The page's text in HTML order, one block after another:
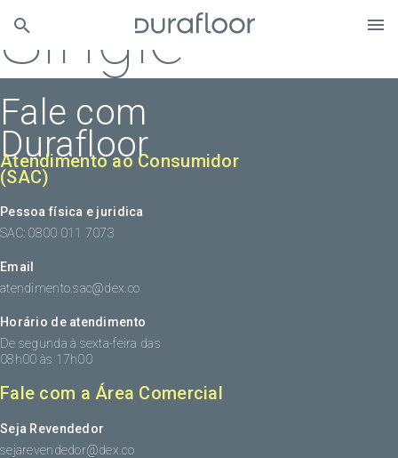
Single
Fale com
Durafloor
Atendimento ao Consumidor
(SAC)
Pessoa física e juridica
SAC: 0800 011 7073
Email
atendimento.sac@dex.co
Horário de atendimento
De segunda à sexta-feira das
08h00 às 17h00
Fale com a Área Comercial
Seja Revendedor
sejarevendedor@dex.co